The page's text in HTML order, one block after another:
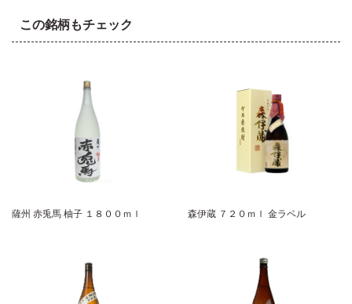
この銘柄もチェック
薩州 赤兎馬 柚子 １８００ｍｌ 森伊蔵 ７２０ｍｌ 金ラベル